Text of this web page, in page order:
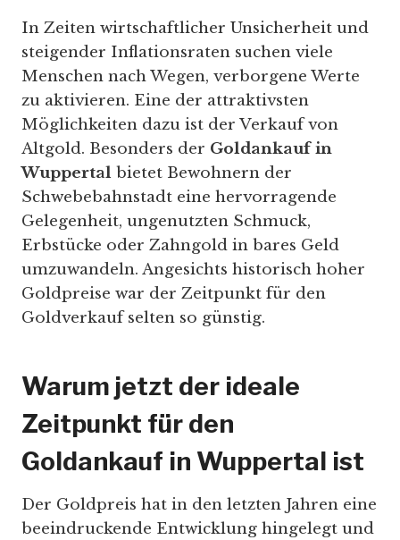
In Zeiten wirtschaftlicher Unsicherheit und
steigender Inflationsraten suchen viele
Menschen nach Wegen, verborgene Werte
zu aktivieren. Eine der attraktivsten
Möglichkeiten dazu ist der Verkauf von
Altgold. Besonders der Goldankauf in
Wuppertal bietet Bewohnern der
Schwebebahnstadt eine hervorragende
Gelegenheit, ungenutzten Schmuck,
Erbstücke oder Zahngold in bares Geld
umzuwandeln. Angesichts historisch hoher
Goldpreise war der Zeitpunkt für den
Goldverkauf selten so günstig.
Warum jetzt der ideale
Zeitpunkt für den
Goldankauf in Wuppertal ist
Der Goldpreis hat in den letzten Jahren eine
beeindruckende Entwicklung hingelegt und